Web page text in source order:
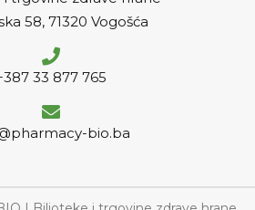
58, 71320 Vogošća
33 877 765
bio.ba